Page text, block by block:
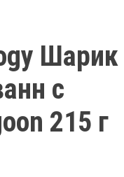
Шарик
с
215 г